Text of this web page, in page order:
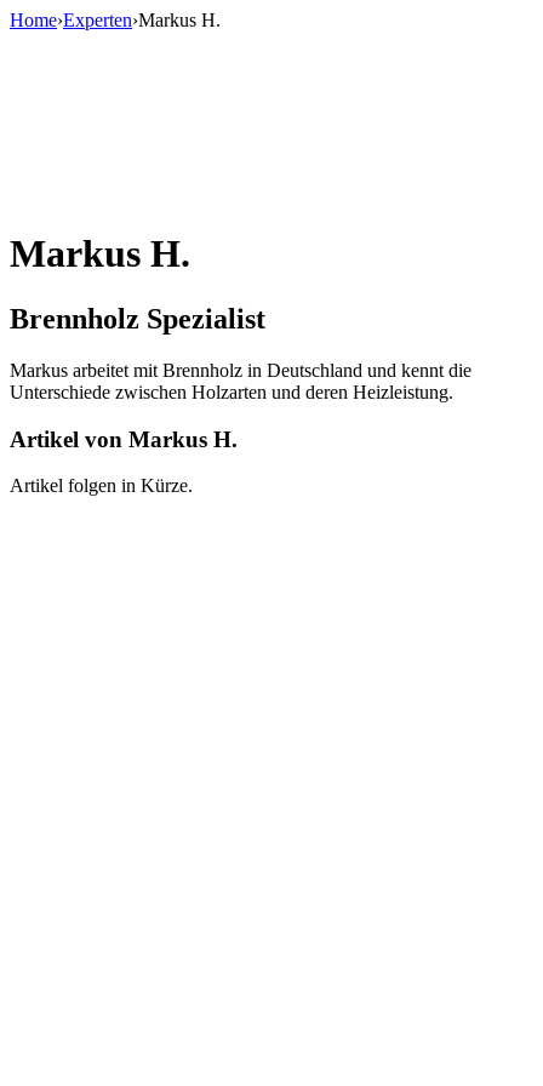
Home›Experten›Markus H.
Markus H.
Brennholz Spezialist
Markus arbeitet mit Brennholz in Deutschland und kennt die
Unterschiede zwischen Holzarten und deren Heizleistung.
Artikel von Markus H.
Artikel folgen in Kürze.